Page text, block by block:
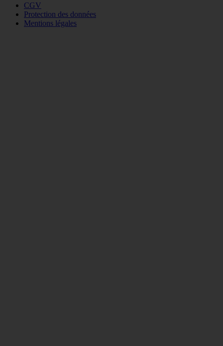
CGV
Protection des données
Mentions légales